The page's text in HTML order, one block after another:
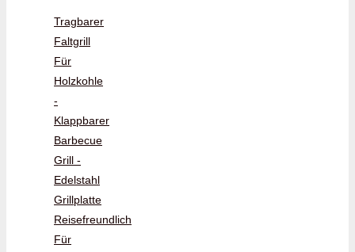
Tragbarer
Faltgrill
Für
Holzkohle
-
Klappbarer
Barbecue
Grill -
Edelstahl
Grillplatte
Reisefreundlich
Für